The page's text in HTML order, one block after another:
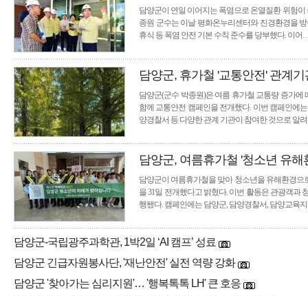
담양군이 연일 이어지는 폭염으로 온열질환 위험
종원 군수는 이날 평화온누리센터와 진경환경을
휴식 등 폭염 안전 기본 수칙 준수를 당부했다. 이어
담양군, 휴가철 '교통안전' 관계
담양군(군수 박종원)은 여름 휴가철 교통량 증가
함께 교통안전 캠페인을 전개했다. 이번 캠페인에
양경찰서 등 다양한 관계 기관이 참여한 것으로 알
담양군, 여름휴가철 '청소년 유
담양군이 여름휴가철을 맞아 청소년을 유해환경으
을 31일 전개했다고 밝혔다. 이번 활동은 관광객과
행됐다. 캠페인에는 담양군, 담양경찰서, 담양교육
담양군-국립광주과학관, 1박2일 ‘AI 캠프’ 성료
담양군 긴급자원봉사단, '재난안전' 실전 역량 강화
담양군 '찾아가는 심리지원'… '행복톡톡 LH' 큰 호응